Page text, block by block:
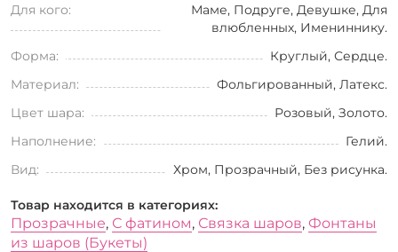
Для кого:
Маме, Подруге, Девушке, Для
влюбленных, Имениннику.
Форма:
Круглый, Сердце.
Материал:
Фольгированный, Латекс.
Цвет шара:
Розовый, Золото.
Наполнение:
Гелий.
Вид:
Хром, Прозрачный, Без рисунка.
Товар находится в категориях:
Прозрачные, С фатином, Связка шаров, Фонтаны
из шаров (Букеты)